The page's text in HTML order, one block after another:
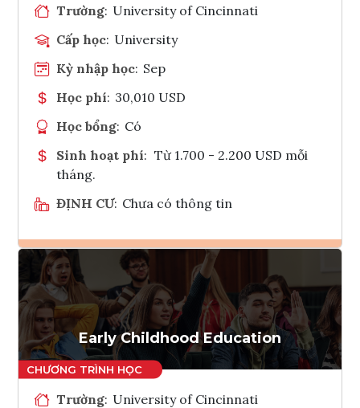
Trường: University of Cincinnati
Cấp học: University
Kỳ nhập học: Sep
Học phí: 30,010 USD
Học bổng: Có
Sinh hoạt phí: Từ 1.700 - 2.200 USD mỗi
tháng.
ĐỊNH CƯ: Chưa có thông tin
Ghi danh
Tham vấn Interlink
Early Childhood Education
Trường: University of Cincinnati